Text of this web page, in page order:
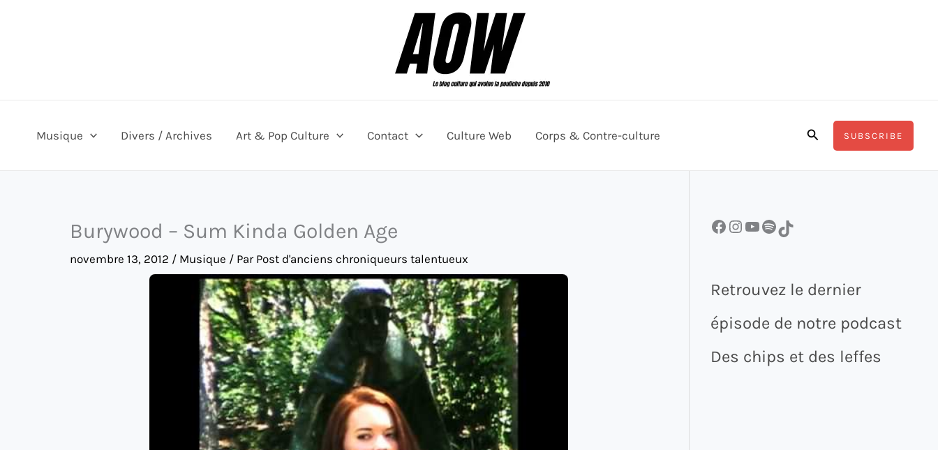
Musique Divers / Archives Art & Pop Culture Contact Culture Web Corps & Contre-culture RechercherSUBSCRIBE
Burywood – Sum Kinda Golden Age
novembre 13, 2012 / Musique / Par Post d'anciens chroniqueurs talentueux
Facebook InstagramYouTube Spotify TikTok
Retrouvez le dernier
épisode de notre podcast
Des chips et des leffes